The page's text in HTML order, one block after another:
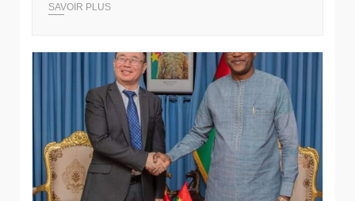
SAVOIR PLUS